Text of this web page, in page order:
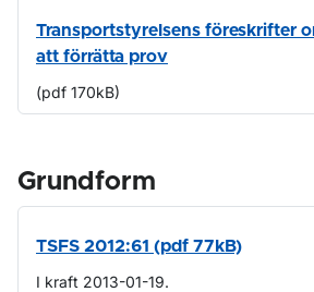
Transportstyrelsens föreskrifter
att förrätta prov
(pdf 170kB)
Grundform
TSFS 2012:61 (pdf 77kB)
I kraft 2013-01-19.